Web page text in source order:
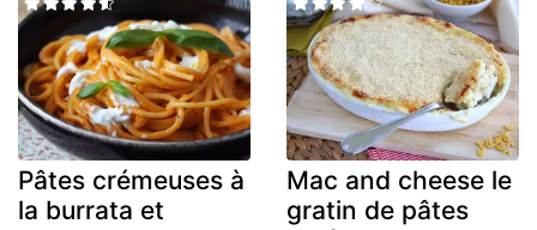
Pâtes crémeuses à
la burrata et
Mac and cheese le
gratin de pâtes